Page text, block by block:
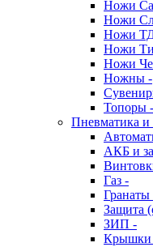
Ножи
Ножи
Ножи
Ножи
Ножи
Ножны -
Топоры -
Пневматика и
АКБ и
Газ -
Гранаты
Защита
ЗИП -
Крышки